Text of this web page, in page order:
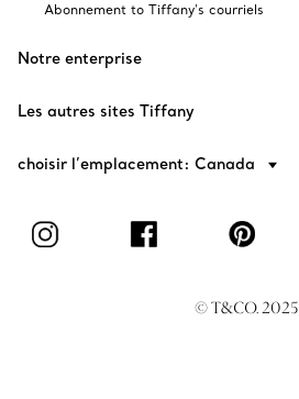
Abonnement to Tiffany's courriels
Notre enterprise
Les autres sites Tiffany
choisir l’emplacement: Canada
© T&CO. 2025